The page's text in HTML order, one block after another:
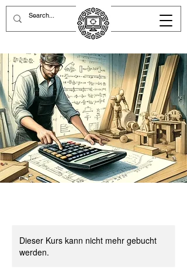
Dieser Kurs kann nicht mehr gebucht
werden.